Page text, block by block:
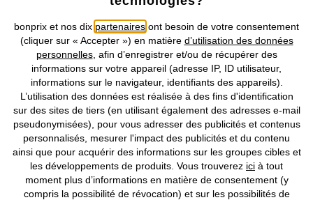
Comment installer les brise-bises ?
Tout comme un rideau traditionnel, le brise-bise s’enfile
facilement sur une tringle. Il pourra être placé en bas de la
fenêtre si elle est située côté rue et en haut de la fenêtre si
elle située côté jardin. Vous pourrez ainsi profiter du paysage
et du jardin, sans risque d’être vu par les passants. L’habillage
de la fenêtre en deux parties est aussi un grand classique : un
brise-bise placé sur la partie basse et un autre sur la partie
haute.
Créer votre pièce de rêve avec bonprix !
Nos Moyens de Paiement
Nos Services
Nos Collections
Notre Entreprise
bonprix et nos dix partenaires ont besoin de votre consentement
(cliquer sur « Accepter ») en matière d’utilisation des données
personnelles, afin d’enregistrer et/ou de récupérer des
informations sur votre appareil (adresse IP, ID utilisateur,
informations sur le navigateur, identifiants des appareils).
L’utilisation des données est réalisée à des fins d'identification
sur des sites de tiers (en utilisant également des adresses e-mail
pseudonymisées), pour vous adresser des publicités et contenus
personnalisés, mesurer l'impact des publicités et du contenu
ainsi que pour acquérir des informations sur les groupes cibles et
les développements de produits. Vous trouverez ici à tout
moment plus d’informations en matière de consentement (y
compris la possibilité de révocation) et sur les possibilités de